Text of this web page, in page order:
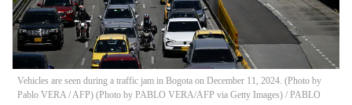
Vehicles are seen during a traffic jam in Bogota on December 11, 2024. (Photo by
Pablo VERA / AFP) (Photo by PABLO VERA/AFP via Getty Images) / PABLO